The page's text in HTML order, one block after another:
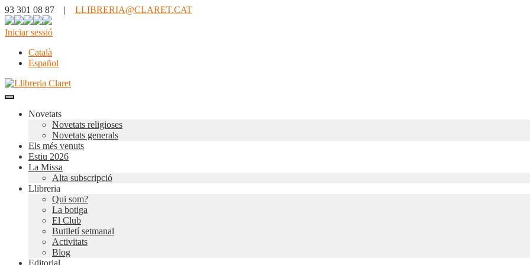
93 301 08 87 | LLIBRERIA@CLARET.CAT
Iniciar sessió
Català
Español
Novetats
Novetats religioses
Novetats generals
Els més venuts
Estiu 2026
La Missa
Alta subscripció
Llibreria
Qui som?
La botiga
El Club
Butlletí setmanal
Activitats
Blog
Editorial